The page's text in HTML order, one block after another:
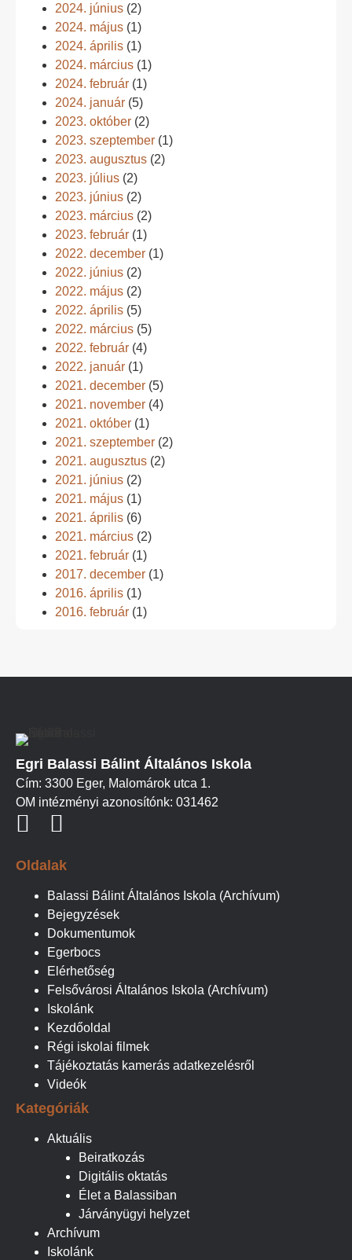
2024. június (2)
2024. május (1)
2024. április (1)
2024. március (1)
2024. február (1)
2024. január (5)
2023. október (2)
2023. szeptember (1)
2023. augusztus (2)
2023. július (2)
2023. június (2)
2023. március (2)
2023. február (1)
2022. december (1)
2022. június (2)
2022. május (2)
2022. április (5)
2022. március (5)
2022. február (4)
2022. január (1)
2021. december (5)
2021. november (4)
2021. október (1)
2021. szeptember (2)
2021. augusztus (2)
2021. június (2)
2021. május (1)
2021. április (6)
2021. március (2)
2021. február (1)
2017. december (1)
2016. április (1)
2016. február (1)
Egri Balassi Bálint Általános Iskola
Cím: 3300 Eger, Malomárok utca 1.
OM intézményi azonosítónk: 031462
Oldalak
Balassi Bálint Általános Iskola (Archívum)
Bejegyzések
Dokumentumok
Egerbocs
Elérhetőség
Felsővárosi Általános Iskola (Archívum)
Iskolánk
Kezdőoldal
Régi iskolai filmek
Tájékoztatás kamerás adatkezelésről
Videók
Kategóriák
Aktuális
Beiratkozás
Digitális oktatás
Élet a Balassiban
Járványügyi helyzet
Archívum
Iskolánk